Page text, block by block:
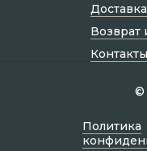
Возврат
Контакты
©
Политик а